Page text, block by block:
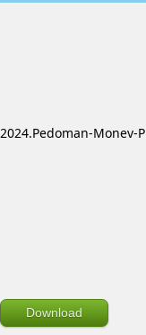
2024.Pedoman-Monev-
Download